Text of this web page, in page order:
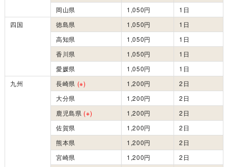
岡山県
1,050円
1日
四国
徳島県 1,050円
1日
高知県
1,050円
1日
香川県
1,050円
1日
愛媛県
1,050円
1日
九州
長崎県 (※) 1,200円
2日
大分県
1,200円
2日
鹿児島県 (※) 1,200円
2日
佐賀県
1,200円
2日
熊本県
1,200円
2日
宮崎県
1,200円
2日